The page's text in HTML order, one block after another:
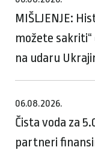
MIŠLJENJE:
možete
na udaru
06.08.2026.
Čista voda za
partneri